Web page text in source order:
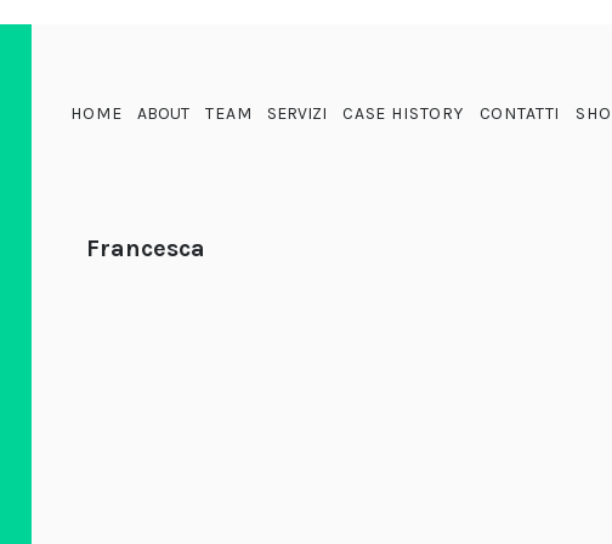
Francesca
HOME ABOUT TEAM SERVIZI CASE HISTORY CONTATTI